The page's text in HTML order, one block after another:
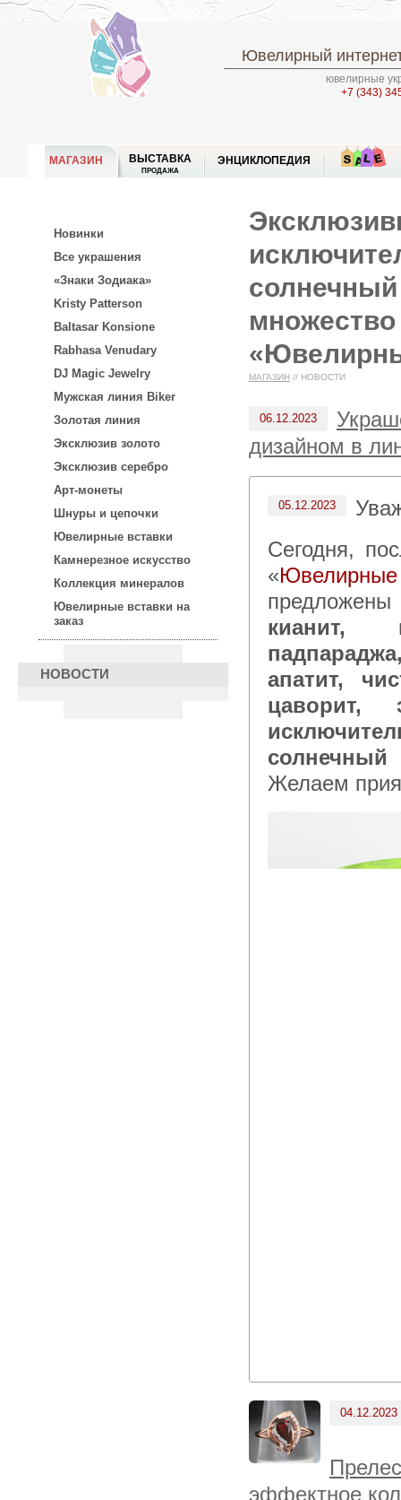
Ювелирный
ювелирные
+7 (343)
МАГАЗИН ВЫСТАВКА
ПРОДАЖА
ЭНЦИКЛОПЕДИЯ
Новинки
Все украшения
«Знаки Зодиака»
Kristy Patterson
Baltasar Konsione
Rabhasa Venudary
DJ Magic Jewelry
Мужская линия Biker
Золотая линия
Эксклюзив золото
Эксклюзив серебро
Арт-монеты
Шнуры и цепочки
Ювелирные вставки
Камнерезное искусство
Коллекция минералов
Ювелирные вставки на
заказ
НОВОСТИ
множество
МАГАЗИН // НОВОСТИ
06.12.2023
дизайном в
05.12.2023
Сегодня, после 15:00 по московскому времени в каталоге
«
кианит,
апатит,
цаворит,
солнечный
Желаем
04.12.2023
эффектное